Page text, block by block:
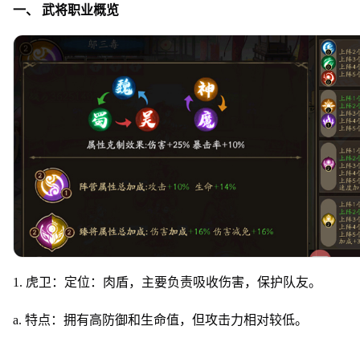
一、 武将职业概览
1. 虎卫：定位：肉盾，主要负责吸收伤害，保护队友。
a. 特点：拥有高防御和生命值，但攻击力相对较低。